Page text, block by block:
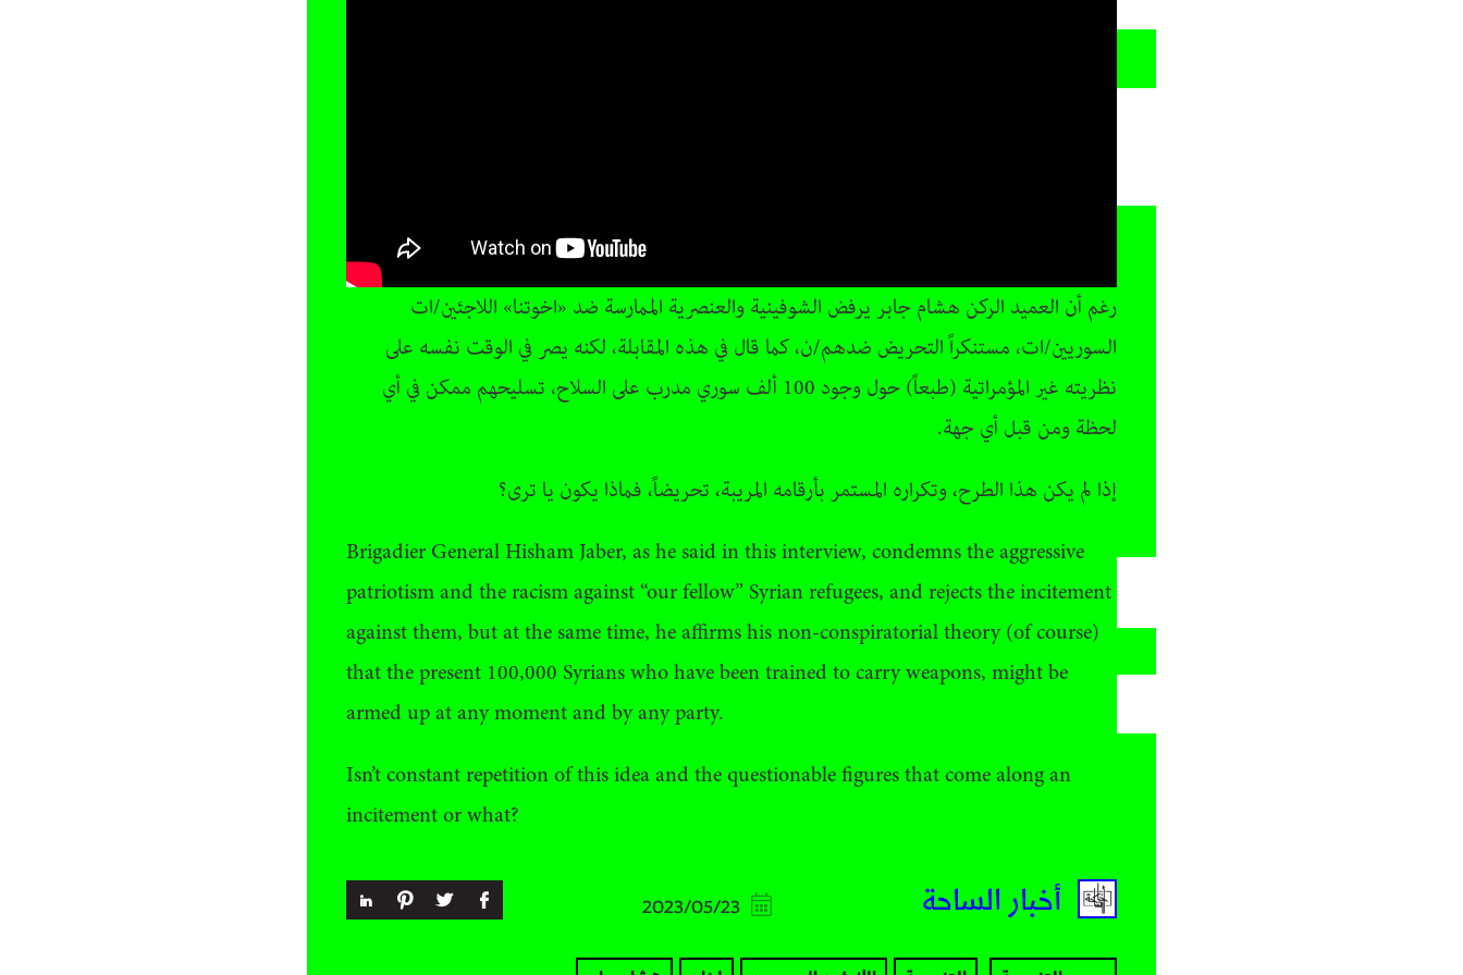
رغم أن العميد الركن هشام جابر يرفض الشوفينية والعنصرية الممارسة ضد «اخوتنا» اللاجئين/ات
السوريين/ات، مستنكراً التحريض ضدهم/ن، كما قال في هذه المقابلة، لكنه يصر في الوقت نفسه على
نظريته غير المؤمراتية (طبعاً) حول وجود 100 ألف سوري مدرب على السلاح، تسليحهم ممكن في أي
لحظة ومن قبل أي جهة.
إذا لم يكن هذا الطرح، وتكراره المستمر بأرقامه المريبة، تحريضاً، فماذا يكون يا ترى؟
Brigadier General Hisham Jaber, as he said in this interview, condemns the aggressive
patriotism and the racism against “our fellow” Syrian refugees, and rejects the incitement
against them, but at the same time, he affirms his non-conspiratorial theory (of course)
that the present 100,000 Syrians who have been trained to carry weapons, might be
armed up at any moment and by any party.
Isn’t constant repetition of this idea and the questionable figures that come along an
incitement or what?
أخبار الساحة 2023/05/23